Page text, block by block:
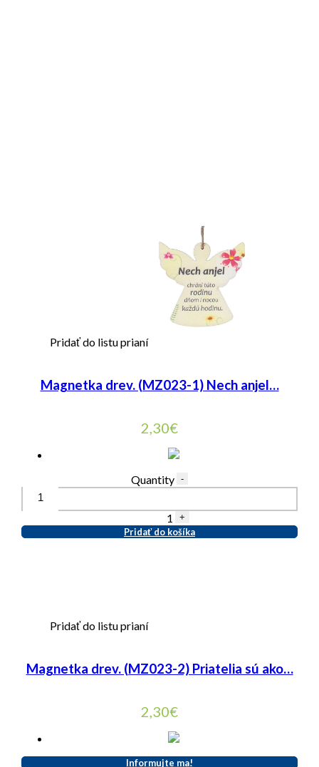
Pridať do listu prianí
Magnetka drev. (MZ023-1) Nech anjel…
2,30€
Quantity -
1 +
Pridať do košíka
Pridať do listu prianí
Magnetka drev. (MZ023-2) Priatelia sú ako…
2,30€
Informujte ma!